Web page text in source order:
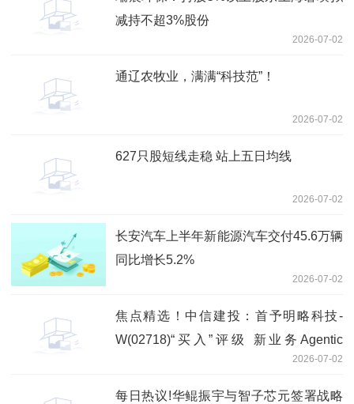
减持不超3%股份
2026-07-02
通辽农牧业，满满“科技范”！
2026-07-02
627只股短线走稳 站上五日均线
2026-07-02
长安汽车上半年新能源汽车交付45.6万辆
同比增长5.2%
2026-07-02
焦点精选！中信建投：首予明略科技-
W(02718)“买入”评级 新业务Agentic
2026-07-02
每日热议!华鲲振宇与智子芯元签署战略